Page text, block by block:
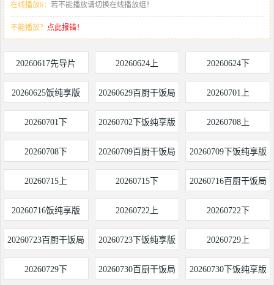
在线播放6： 若不能播放请切换在线播放组！
不能播放？ 点此报错！
20260617先导片 20260624上 20260624下
20260625饭纯享版 20260629百厨干饭局 20260701上
20260701下 20260702下饭纯享版 20260708上
20260708下 20260709百厨干饭局 20260709下饭纯享版
20260715上 20260715下 20260716百厨干饭局
20260716饭纯享版 20260722上 20260722下
20260723百厨干饭局 20260723下饭纯享版 20260729上
20260729下 20260730百厨干饭局 20260730下饭纯享版